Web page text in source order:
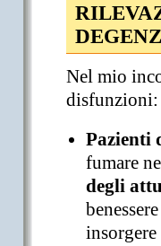
Nel mio
disfunzioni:
Pazienti
fumare
degli